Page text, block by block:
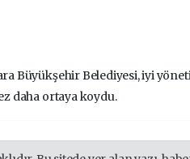
Büyükşehir Belediyesi, iyi
daha ortaya koydu.